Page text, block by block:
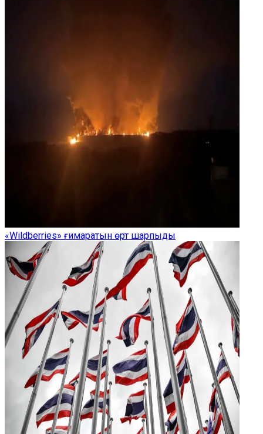
«Wildberries» ғимаратын өрт шарпыды